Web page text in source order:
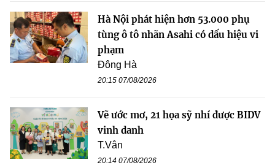
Hà Nội phát hiện hơn 53.000 phụ
tùng ô tô nhãn Asahi có dấu hiệu vi
phạm
Đông Hà
20:15 07/08/2026
Vẽ ước mơ, 21 họa sỹ nhí được BIDV
vinh danh
T.Vân
20:14 07/08/2026